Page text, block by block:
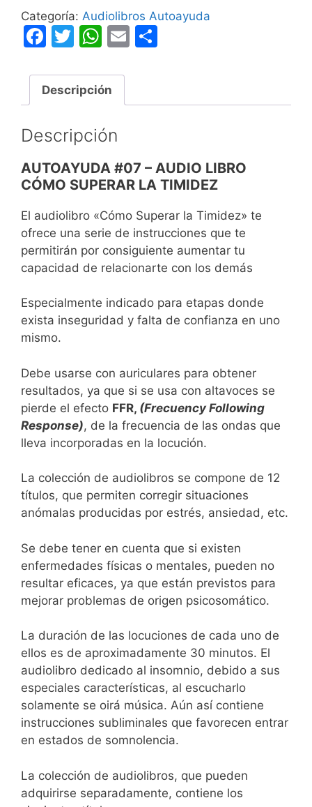
Timidez
cantidad
Categoría: Audiolibros Autoayuda
F
c
e
b
o
o
k
T
itt
er
W
at
s
A
p
p
E
l
p
Descripción
Descripción
AUTOAYUDA #07 – AUDIO LIBRO
CÓMO SUPERAR LA TIMIDEZ
El audiolibro «Cómo Superar la Timidez» te
ofrece una serie de instrucciones que te
permitirán por consiguiente aumentar tu
capacidad de relacionarte con los demás
Especialmente indicado para etapas donde
exista inseguridad y falta de confianza en uno
mismo.
Debe usarse con auriculares para obtener
resultados, ya que si se usa con altavoces se
pierde el efecto FFR, (Frecuency Following
Response), de la frecuencia de las ondas que
lleva incorporadas en la locución.
La colección de audiolibros se compone de 12
títulos, que permiten corregir situaciones
anómalas producidas por estrés, ansiedad, etc.
Se debe tener en cuenta que si existen
enfermedades físicas o mentales, pueden no
resultar eficaces, ya que están previstos para
mejorar problemas de origen psicosomático.
La duración de las locuciones de cada uno de
ellos es de aproximadamente 30 minutos. El
audiolibro dedicado al insomnio, debido a sus
especiales características, al escucharlo
solamente se oirá música. Aún así contiene
instrucciones subliminales que favorecen entrar
en estados de somnolencia.
La colección de audiolibros, que pueden
adquirirse separadamente, contiene los